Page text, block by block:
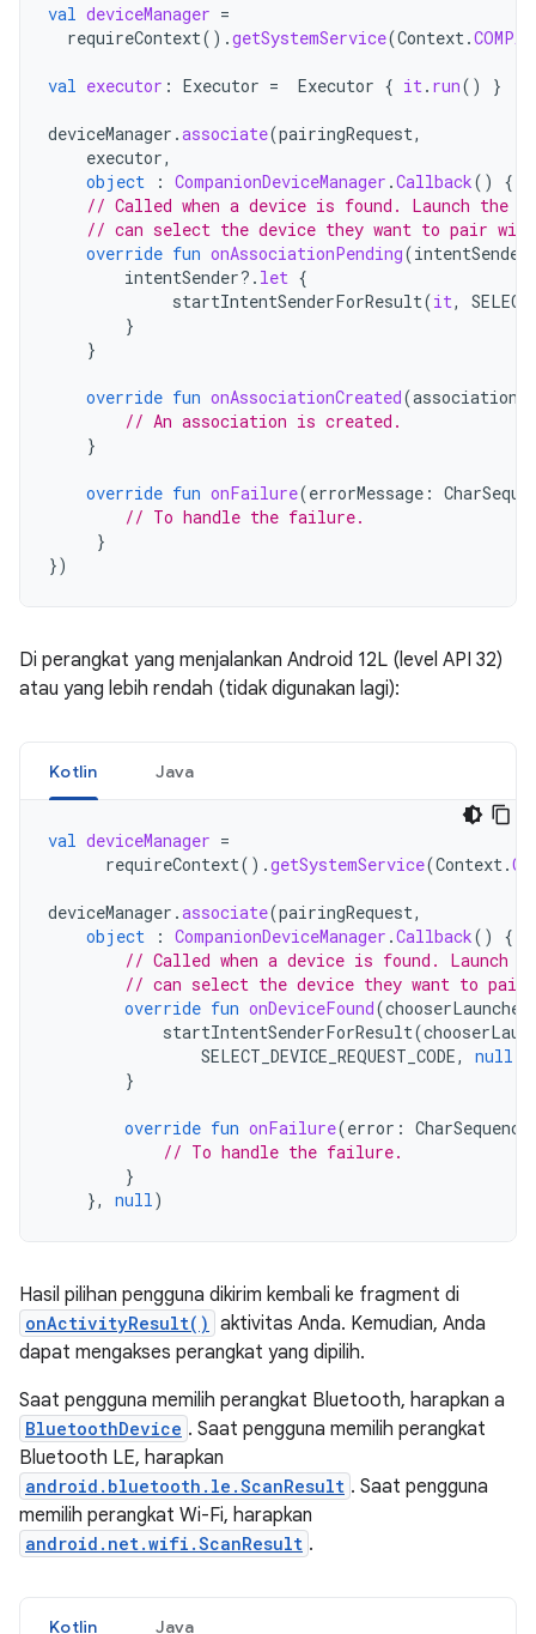
val deviceManager =
requireContext().getSystemService(Context .
val executor : Executor = Executor { it . run() }
deviceManager .associate(pairingRequest,
executor,
object
: CompanionDeviceManager .Callback()
{
// Called when a device is found. Launch the
// can select the device they want to pair
override fun onAssociationPending(intentSender
intentSender?. let {
startIntentSenderForResult(it,
}
}
override fun onAssociationCreated(
// An association is created.
}
override fun onFailure(errorMessage :
// To handle the failure.
}
})
Di perangkat yang menjalankan Android 12L (level API 32)
atau yang lebih rendah (tidak digunakan lagi):
Kotlin Java
val deviceManager =
requireContext().getSystemService(Context .
deviceManager .associate(pairingRequest,
object
: CompanionDeviceManager .Callback()
{
// Called when a device is found. Launch
// can select the device they want to pair
override fun onDeviceFound(chooserLauncher
startIntentSenderForResult(
SELECT_DEVICE_REQUEST_CODE, null
}
override fun onFailure(error :
// To handle the failure.
}
},
null )
Hasil pilihan pengguna dikirim kembali ke fragment di
onActivityResult() aktivitas Anda. Kemudian, Anda
dapat mengakses perangkat yang dipilih.
Saat pengguna memilih perangkat Bluetooth, harapkan a
BluetoothDevice . Saat pengguna memilih perangkat
Bluetooth LE, harapkan
android.bluetooth.le.ScanResult . Saat pengguna
memilih perangkat Wi-Fi, harapkan
android.net.wifi.ScanResult .
Kotlin Java